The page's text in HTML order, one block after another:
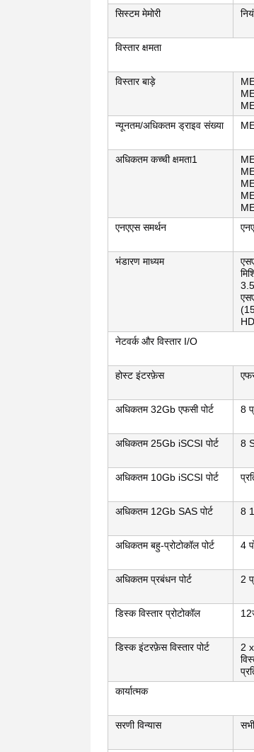
सिस्टम मेमोरी
विस्तार क्षमता
विस्तार बाड़े
न्यूनतम/अधिकतम ड्राइव संख्या
अधिकतम कच्ची क्षमता1
एनएएस समर्थन
भंडारण माध्यम
नेटवर्क और विस्तार I/O
होस्ट इंटरफ़ेस
अधिकतम 32Gb एफसी पोर्ट 8
अधिकतम 25Gb iSCSI पोर्ट 8
अधिकतम 10Gb iSCSI पोर्ट
अधिकतम 12Gb SAS पोर्ट 8
अधिकतम बहु-प्रोटोकॉल पोर्ट 4
अधिकतम प्रबंधन पोर्ट 2
डिस्क विस्तार प्रोटोकॉल
डिस्क इंटरफ़ेस विस्तार पोर्ट
2
कार्यात्मक
सरणी विन्यास